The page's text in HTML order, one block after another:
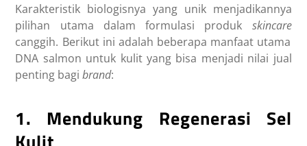
Karakteristik biologisnya yang unik menjadikannya
pilihan utama dalam formulasi produk skincare
canggih. Berikut ini adalah beberapa manfaat utama
DNA salmon untuk kulit yang bisa menjadi nilai jual
penting bagibrand:
1. Mendukung Regenerasi Sel